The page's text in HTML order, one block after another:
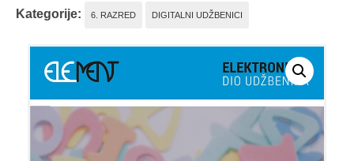
Kategorije: 6. RAZRED DIGITALNI UDŽBENICI